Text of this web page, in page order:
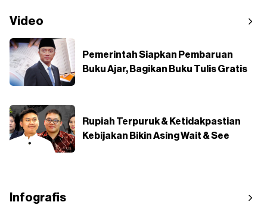
Video
Pemerintah Siapkan Pembaruan
Buku Ajar, Bagikan Buku Tulis Gratis
Rupiah Terpuruk & Ketidakpastian
Kebijakan Bikin Asing Wait & See
Infografis